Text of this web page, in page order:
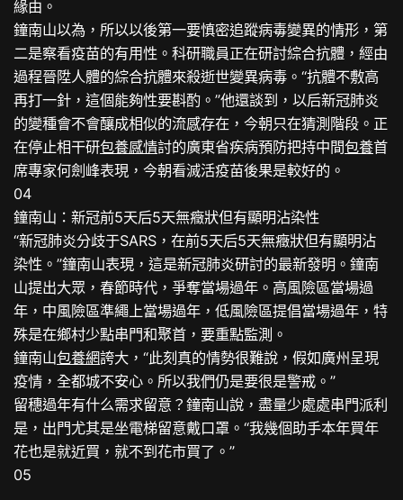
緣由。
鐘南山以為，所以以後第一要慎密追蹤病毒變異的情形，第
二是察看疫苗的有用性。科研職員正在研討綜合抗體，經由
過程晉陞人體的綜合抗體來殺逝世變異病毒。“抗體不敷高
再打一針，這個能夠性要斟酌。”他還談到，以后新冠肺炎
的變種會不會釀成相似的流感存在，今朝只在猜測階段。正
在停止相干研包養感情討的廣東省疾病預防把持中間包養首
席專家何劍峰表現，今朝看滅活疫苗後果是較好的。
04
鐘南山：新冠前5天后5天無癥狀但有顯明沾染性
“新冠肺炎分歧于SARS，在前5天后5天無癥狀但有顯明沾
染性。”鐘南山表現，這是新冠肺炎研討的最新發明。鐘南
山提出大眾，春節時代，爭奪當場過年。高風險區當場過
年，中風險區準繩上當場過年，低風險區提倡當場過年，特
殊是在鄉村少點串門和聚首，要重點監測。
鐘南山包養網誇大，“此刻真的情勢很難說，假如廣州呈現
疫情，全都城不安心。所以我們仍是要很是警戒。”
留穗過年有什么需求留意？鐘南山說，盡量少處處串門派利
是，出門尤其是坐電梯留意戴口罩。“我幾個助手本年買年
花也是就近買，就不到花市買了。”
05